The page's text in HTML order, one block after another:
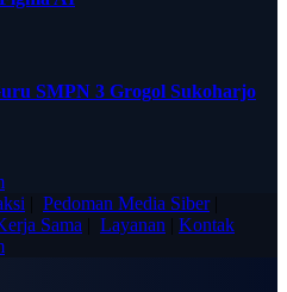
SMPN 3 Grogol Sukoharjo
Pedoman Media Siber|
Sama Layanan
Kontak